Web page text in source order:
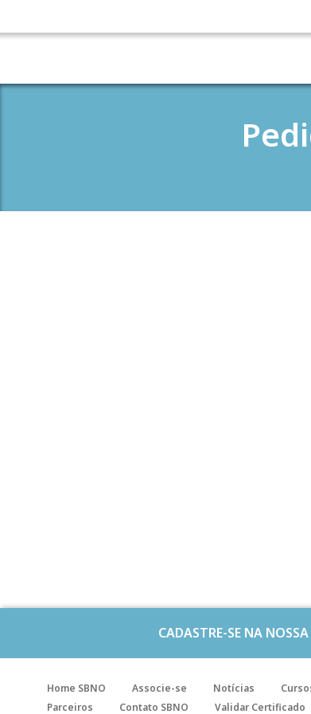
CADASTRE-SE NA
Home SBNO Associe-se Notícias
Parceiros
Contato SBNO Validar Certificado